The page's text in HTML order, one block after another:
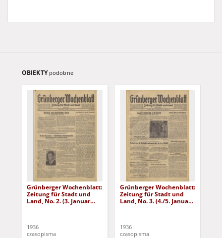
OBIEKTY podobne
Grünberger Wochenblatt:
Zeitung für Stadt und
Land, No. 2. (3. Januar
1936
czasopisma
Grünberger Wochenblatt:
Zeitung für Stadt und
Land, No. 3. (4./5. Januar
1936
czasopisma